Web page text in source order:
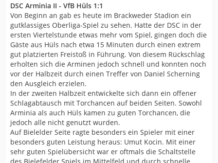
DSC Arminia II - VfB Hüls 1:1
Von Beginn an gab es heute im Brackweder Stadion ein
gutklassiges Oberliga-Spiel zu sehen. Hatte der DSC in der
ersten Viertelstunde etwas mehr vom Spiel, gingen doch die
Gäste aus Hüls nach etwa 15 Minuten durch einen extrem
gut platzierten Freistoß in Führung. Von diesem Rückschlag
erholten sich die Arminen jedoch schnell und konnten noch
vor der Halbzeit durch einen Treffer von Daniel Scherning
den Ausgleich erzielen.
In der zweiten Halbzeit entwickelte sich dann ein offener
Schlagabtausch mit Torchancen auf beiden Seiten. Sowohl
Arminia als auch Hüls kamen zu guten Torchancen, die
jedoch alle nicht genutzt wurden.
Auf Bielelder Seite ragte besonders ein Spieler mit einer
besonders guten Leistung heraus: Umut Kocin. Mit einer
sehr guten Spielübersicht war er oftmals die Schaltstelle
des Bielefelder Spiels im Mittelfeld und durch schnelle